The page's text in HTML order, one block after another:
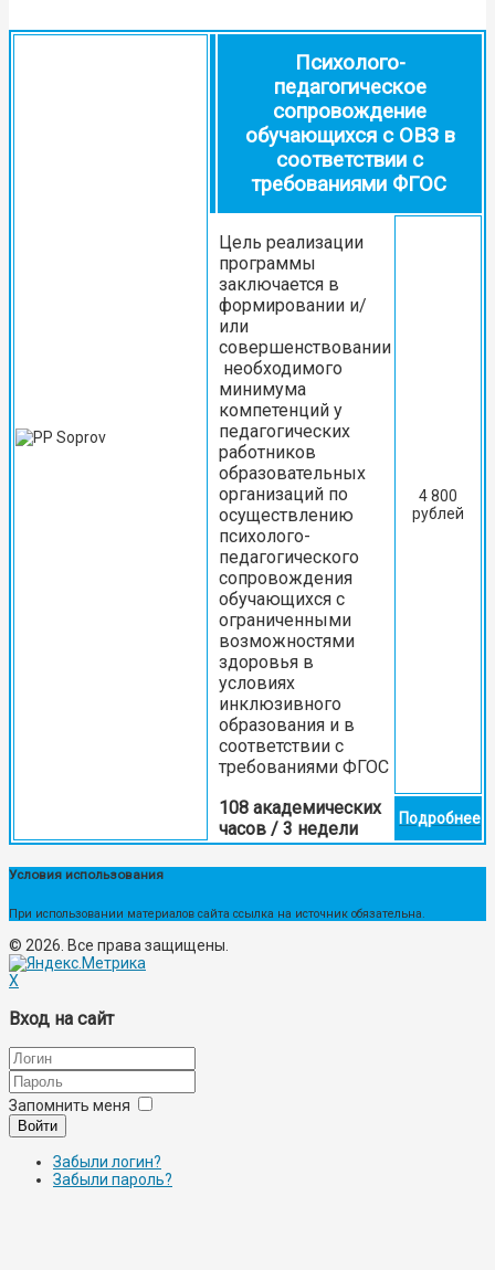
Психолого-
педагогическое
сопровождение
обучающихся с ОВЗ в
соответствии с
требованиями ФГОС
Цель реализации
программы
заключается в
формировании и/
или
совершенствовании
необходимого
минимума
компетенций у
педагогических
работников
образовательных
организаций по
осуществлению
психолого-
педагогического
сопровождения
обучающихся с
ограниченными
возможностями
здоровья в
условиях
инклюзивного
образования и в
соответствии с
требованиями ФГОС
4 800
рублей
108 академических
часов / 3 недели
Подробнее
Условия использования
При использовании материалов сайта ссылка на источник обязательна.
© 2026. Все права защищены.
X
Вход на сайт
Запомнить меня
Войти
Забыли логин?
Забыли пароль?